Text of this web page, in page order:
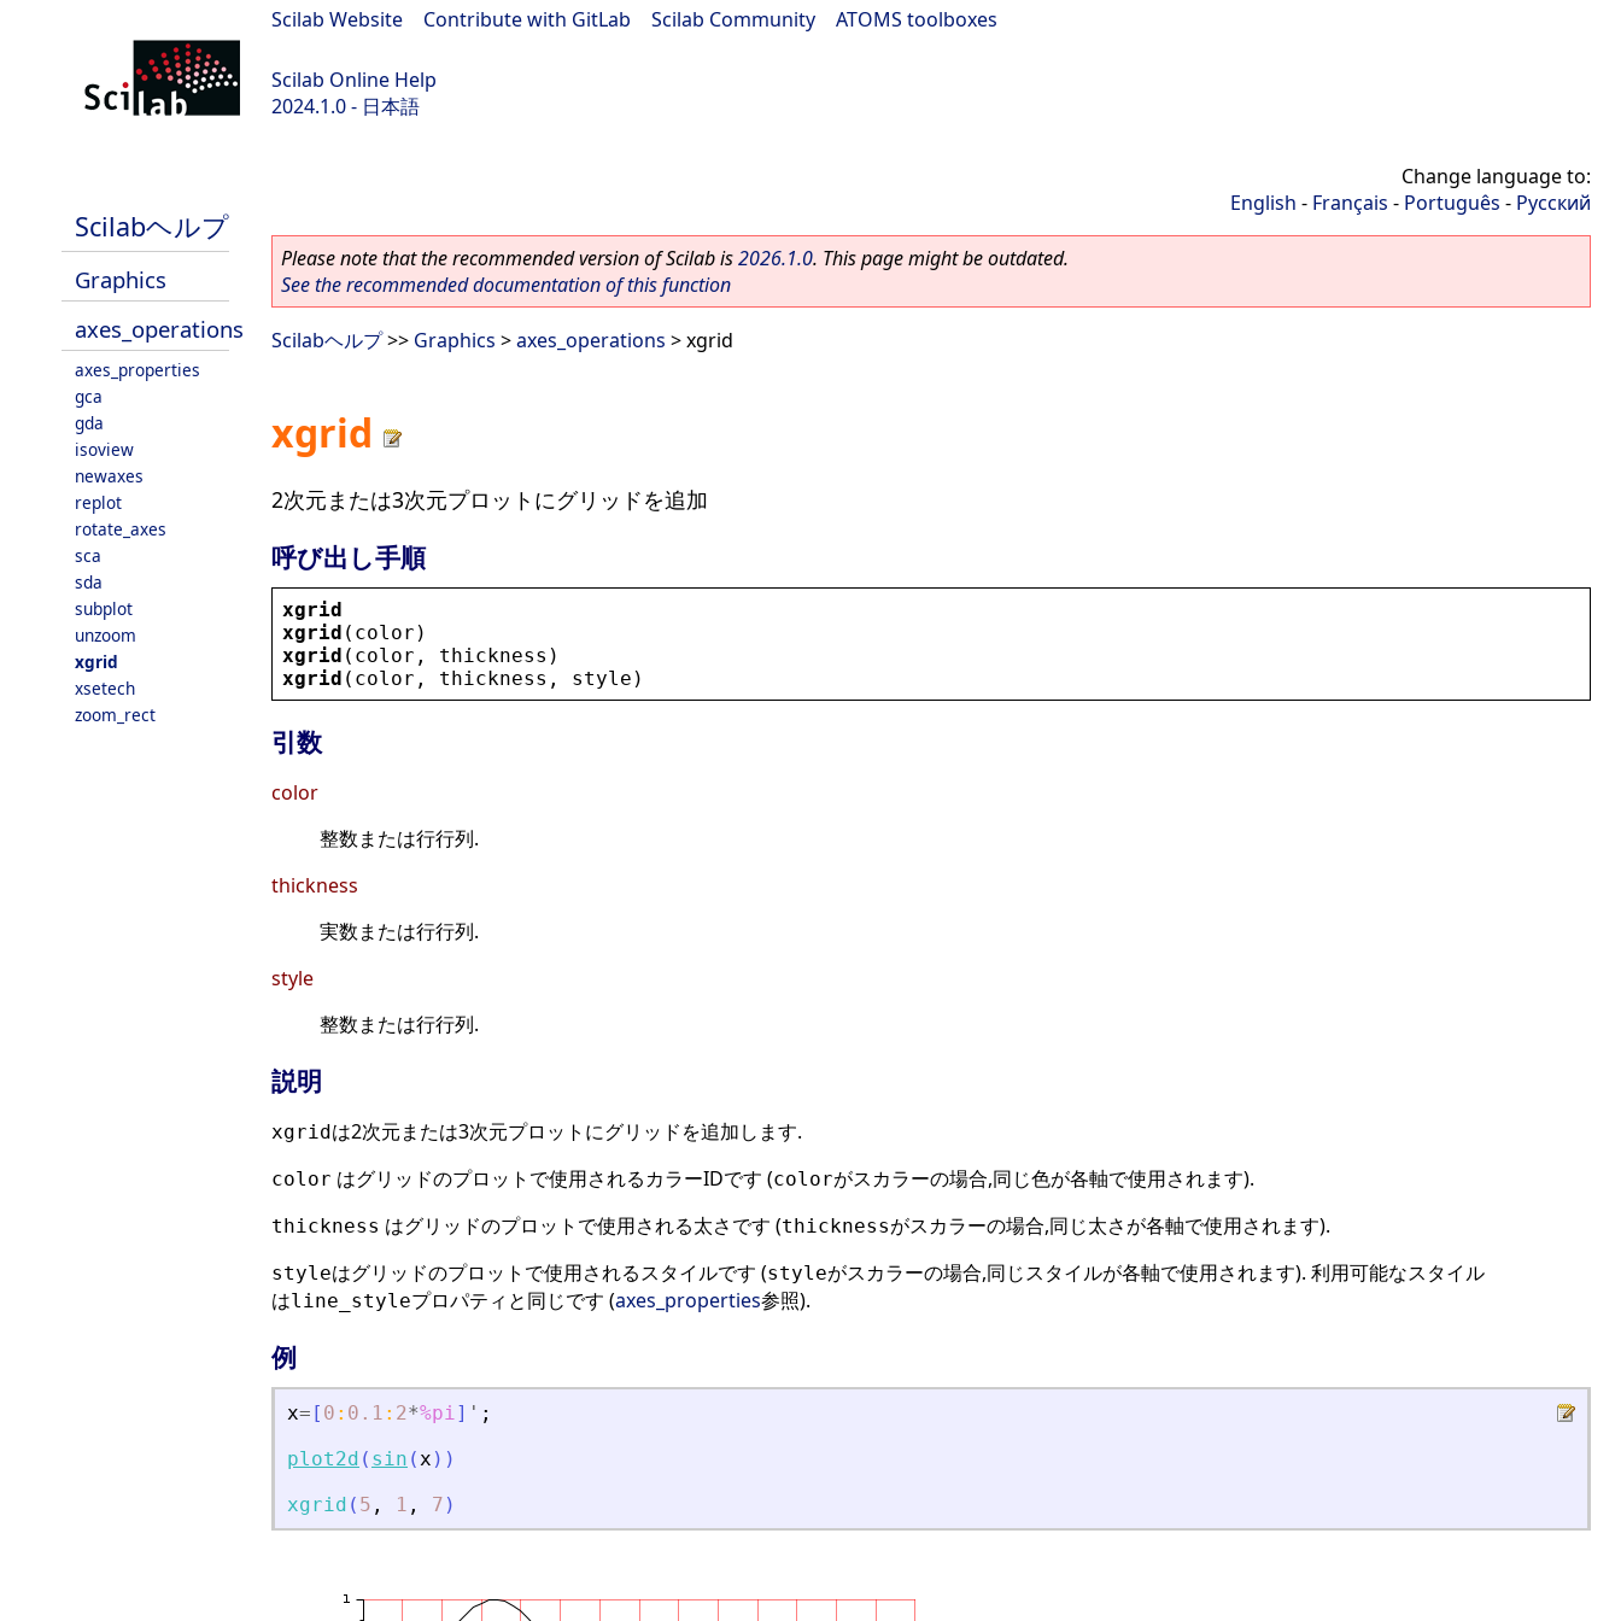
Scilab Website Contribute with GitLab Scilab Community ATOMS toolboxes
Scilab Online Help
2024.1.0 - 日本語
Scilabヘルプ
Graphics
axes_operations
axes_properties
gca
gda
isoview
newaxes
replot
rotate_axes
sca
sda
subplot
unzoom
xgrid
xsetech
zoom_rect
Change language to:
English - Français - Português - Русский
Please note that the recommended version of Scilab is2026.1.0. This page might be outdated.
See the recommended documentation of this function
Scilabヘルプ>> Graphics >axes_operations > xgrid
xgrid
2次元または3次元プロットにグリッドを追加
呼び出し手順
xgrid
xgrid ( color )
xgrid ( color , thickness )
xgrid ( color , thickness , style )
引数
color
整数または行行列.
thickness
実数または行行列.
style
整数または行行列.
説明
xgrid は2次元または3次元プロットにグリッドを追加します.
color はグリッドのプロットで使用されるカラーIDです (colorがスカラーの場合,同じ色が各軸で使用されます).
thickness はグリッドのプロットで使用される太さです (thicknessがスカラーの場合,同じ太さが各軸で使用されます).
styleはグリッドのプロットで使用されるスタイルです (styleがスカラーの場合,同じスタイルが各軸で使用されます). 利用可能なスタイル
はline_styleプロパティと同じです (axes_properties参照).
例
x= [ 0 : 0.1 : 2*%pi] ' ;
plot2d ( sin (x ) )
xgrid ( 5 , 1 , 7 )